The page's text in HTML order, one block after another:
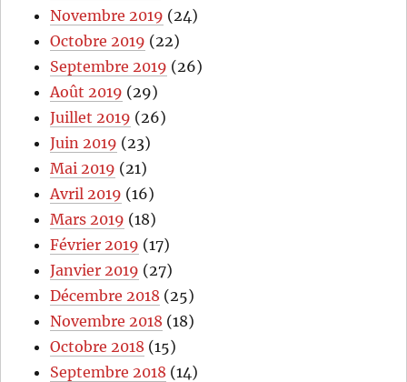
Novembre 2019 (24)
Octobre 2019 (22)
Septembre 2019 (26)
Août 2019 (29)
Juillet 2019 (26)
Juin 2019 (23)
Mai 2019 (21)
Avril 2019 (16)
Mars 2019 (18)
Février 2019 (17)
Janvier 2019 (27)
Décembre 2018 (25)
Novembre 2018 (18)
Octobre 2018 (15)
Septembre 2018 (14)